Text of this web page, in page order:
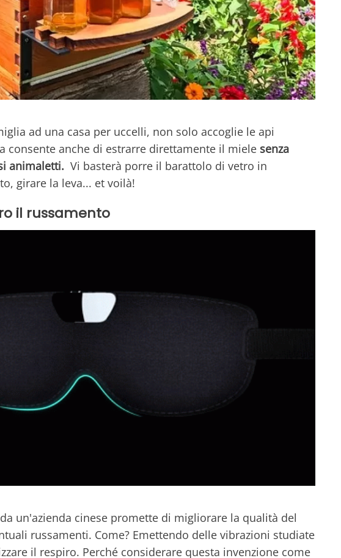
ad una casa per uccelli, non solo accoglie le api
consente anche di estrarre direttamente il miele senza
animaletti. Vi basterà porre il barattolo di vetro in
girare la leva... et voilà!
il russamento
un'azienda cinese promette di migliorare la qualità del
russamenti. Come? Emettendo delle vibrazioni studiate
il respiro. Perché considerare questa invenzione come